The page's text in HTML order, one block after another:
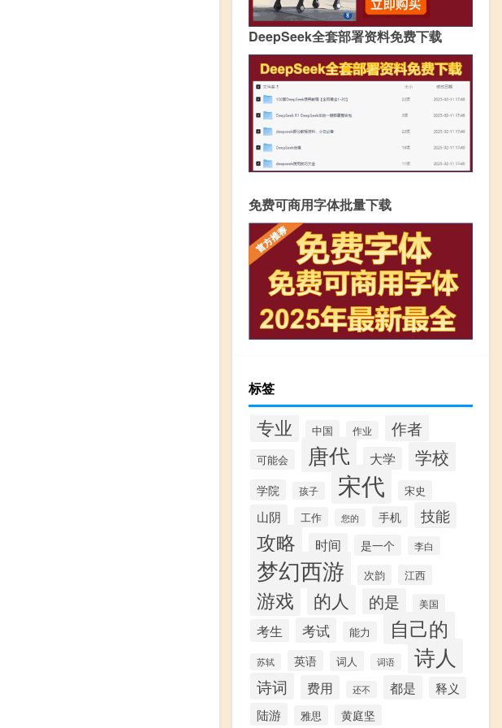
DeepSeek全套部署资料免费下载
免费可商用字体批量下载
标签
专业 中国 作业 作者
可能会 唐代 大学 学校
学院 孩子 宋代 宋史
山阴 工作 您的 手机 技能
攻略 时间 是一个 李白
梦幻西游 次韵 江西
游戏 的人 的是 美国
考生 考试 能力 自己的
苏轼 英语 词人 词语 诗人
诗词 费用 还不 都是 释义
陆游 雅思 黄庭坚